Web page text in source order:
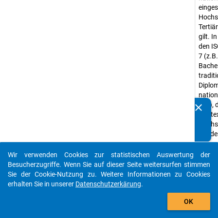
gilt. In
den
7
etc.),
clear
auto_stories
add_shopping_cart
Wir verwenden Cookies zur statistischen Auswertung der
Besucherzugriffe. Wenn Sie auf dieser Seite weitersurfen stimmen
Sie der Cookie-Nutzung zu. Weitere Informationen zu Cookies
erhalten Sie in unserer Datenschutzerkärung.
OK